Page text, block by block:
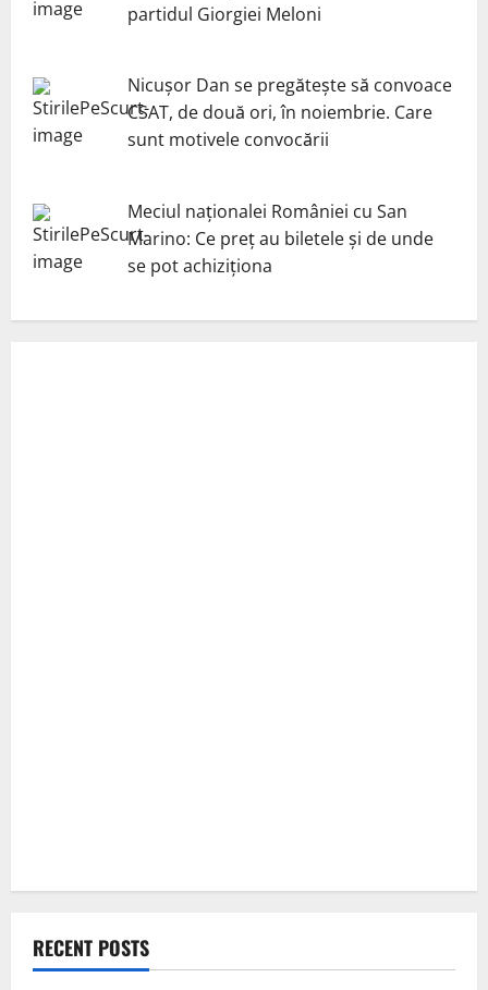
partidul Giorgiei Meloni
Nicuşor Dan se pregăteşte să convoace
CSAT, de două ori, în noiembrie. Care
sunt motivele convocării
Meciul naționalei României cu San
Marino: Ce preț au biletele și de unde
se pot achiziționa
RECENT POSTS